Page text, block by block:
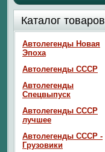
Каталог товаров
Автолегенды Новая
Эпоха
Автолегенды СССР
Автолегенды
Спецвыпуск
Автолегенды СССР
лучшее
Автолегенды СССР -
Грузовики